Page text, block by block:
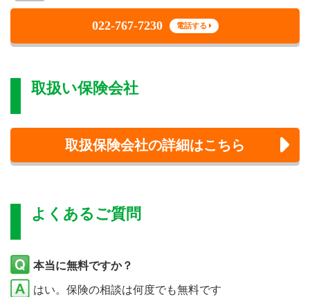
022-767-7230 電話する
取扱い保険会社
取扱保険会社の詳細はこちら
よくあるご質問
本当に無料ですか？
はい。保険の相談は何度でも無料です